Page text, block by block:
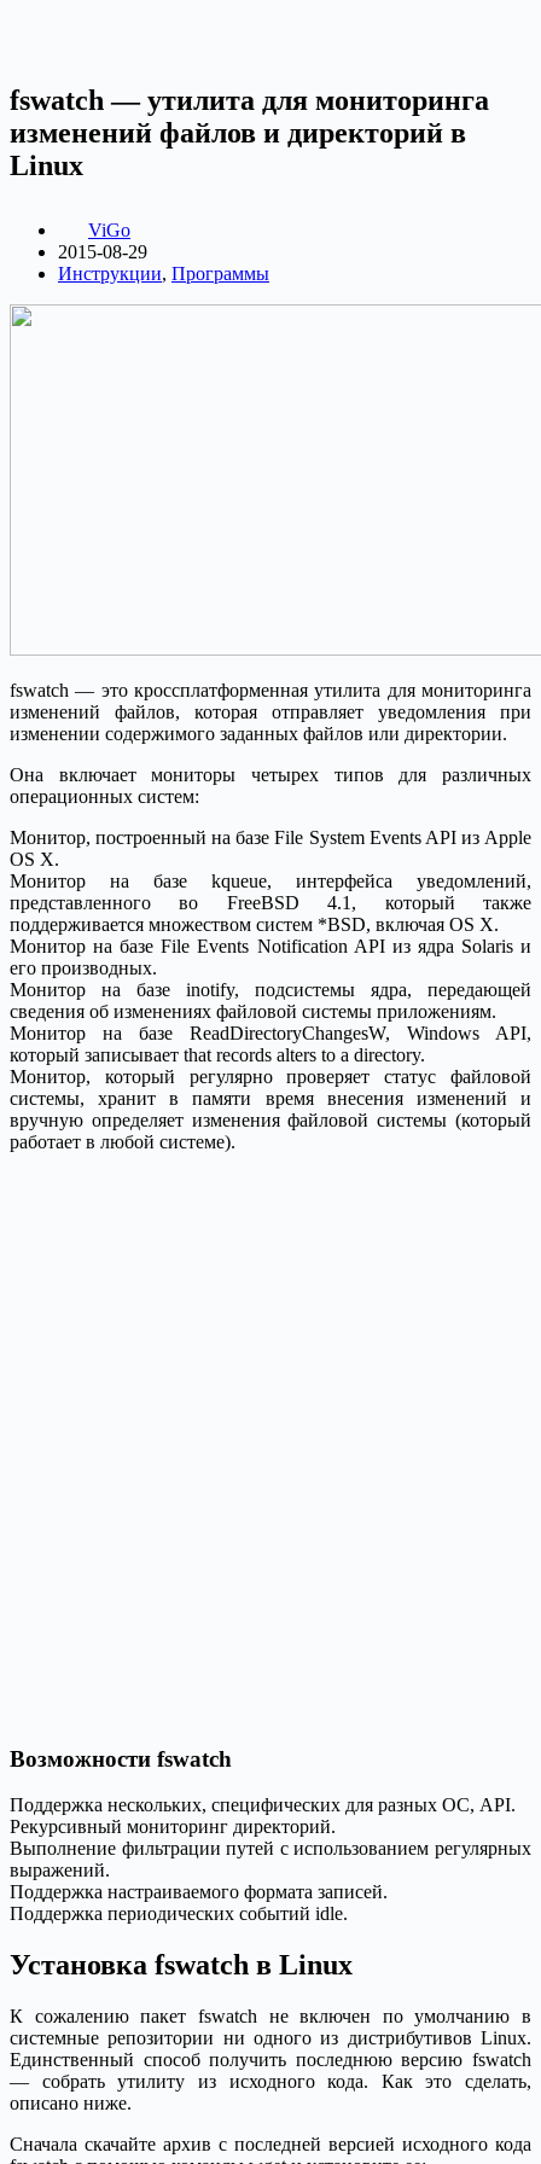
fswatch — утилита для мониторинга
изменений файлов и директорий в
Linux
ViGo
2015-08-29
Инструкции, Программы
fswatch — это кроссплатформенная утилита для мониторинга
изменений файлов, которая отправляет уведомления при
изменении содержимого заданных файлов или директории.
Она включает мониторы четырех типов для различных
операционных систем:
Монитор, построенный на базе File System Events API из Apple
OS X.
Монитор на базе kqueue, интерфейса уведомлений,
представленного во FreeBSD 4.1, который также
поддерживается множеством систем *BSD, включая OS X.
Монитор на базе File Events Notification API из ядра Solaris и
его производных.
Монитор на базе inotify, подсистемы ядра, передающей
сведения об изменениях файловой системы приложениям.
Монитор на базе ReadDirectoryChangesW, Windows API,
который записывает that records alters to a directory.
Монитор, который регулярно проверяет статус файловой
системы, хранит в памяти время внесения изменений и
вручную определяет изменения файловой системы (который
работает в любой системе).
Возможности fswatch
Поддержка нескольких, специфических для разных ОС, API.
Рекурсивный мониторинг директорий.
Выполнение фильтрации путей с использованием регулярных
выражений.
Поддержка настраиваемого формата записей.
Поддержка периодических событий idle.
Установка fswatch в Linux
К сожалению пакет fswatch не включен по умолчанию в
системные репозитории ни одного из дистрибутивов Linux.
Единственный способ получить последнюю версию fswatch
— собрать утилиту из исходного кода. Как это сделать,
описано ниже.
Сначала скачайте архив с последней версией исходного кода